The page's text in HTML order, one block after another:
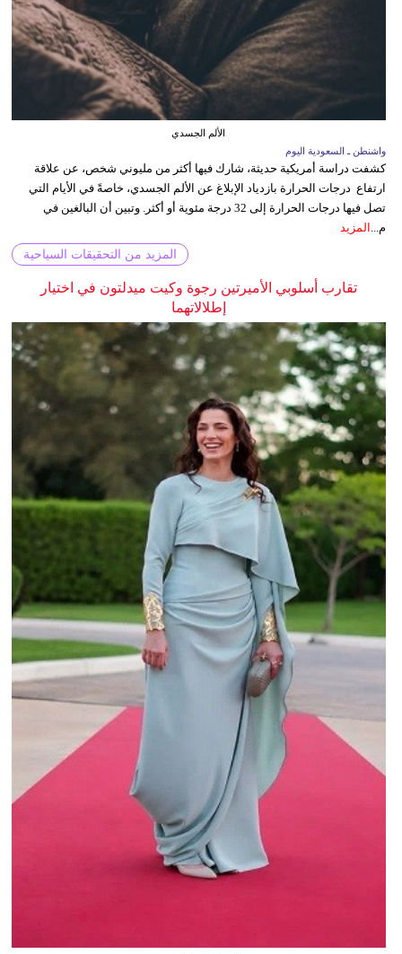
الألم الجسدي
واشنطن ـ السعودية اليوم
كشفت دراسة أمريكية حديثة، شارك فيها أكثر من مليوني شخص، عن علاقة
ارتفاع درجات الحرارة بازدياد الإبلاغ عن الألم الجسدي، خاصةً في الأيام التي
تصل فيها درجات الحرارة إلى 32 درجة مئوية أو أكثر. وتبين أن البالغين في
م... المزيد
المزيد من التحقيقات السياحية
تقارب أسلوبي الأميرتين رجوة وكيت ميدلتون في اختيار
إطلالاتهما